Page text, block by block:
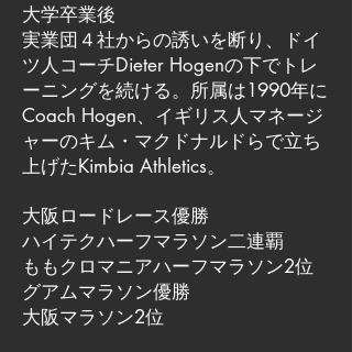
大学卒業後
実業団４社からの誘いを断り、ドイ
ツ人コーチDieter Hogenの下でトレ
ーニングを続ける。所属は1990年に
Coach Hogen、イギリス人マネージ
ャーのキム・マクドナルドらで立ち
上げたKimbia Athletics。
大阪ロードレース優勝
ハイテクハーフマラソン二連覇
ももクロマニアハーフマラソン2位
グアムマラソン優勝
大阪マラソン2位